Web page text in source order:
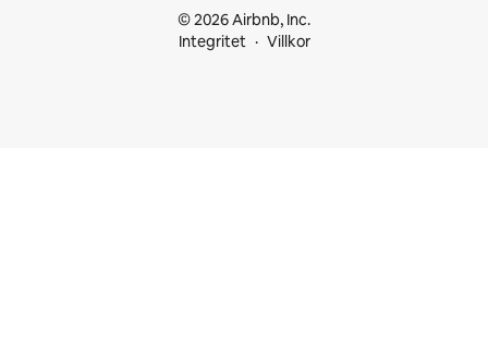
© 2026 Airbnb, Inc.
Integritet
Villkor